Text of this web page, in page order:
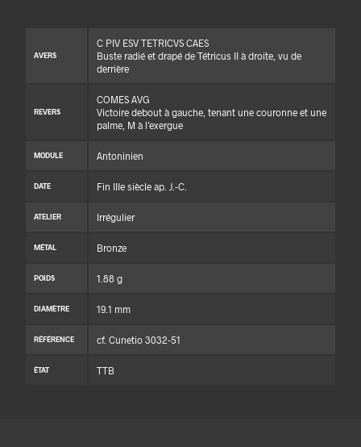
AVERS
C PIV ESV TETRICVS CAES
Buste radié et drapé de Tétricus II à droite, vu de
derrière
REVERS
COMES AVG
Victoire debout à gauche, tenant une couronne et une
palme, M à l’exergue
MODULE Antoninien
DATE Fin IIIe siècle ap. J.-C.
ATELIER Irrégulier
MÉTAL Bronze
POIDS 1.88 g
DIAMÈTRE 19.1 mm
RÉFÉRENCE cf. Cunetio 3032-51
ÉTAT TTB